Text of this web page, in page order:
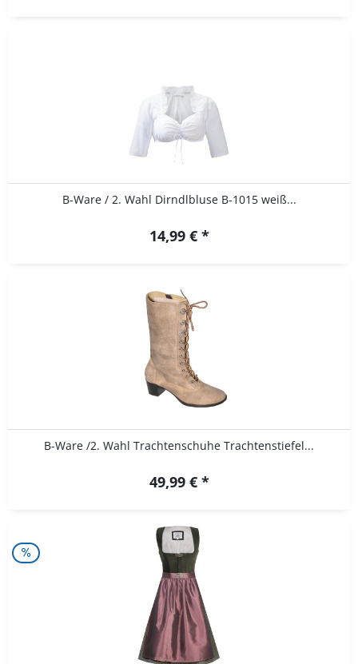
B-Ware / 2. Wahl Dirndlbluse B-1015 weiß...
14,99 € *
B-Ware /2. Wahl Trachtenschuhe Trachtenstiefel...
49,99 € *